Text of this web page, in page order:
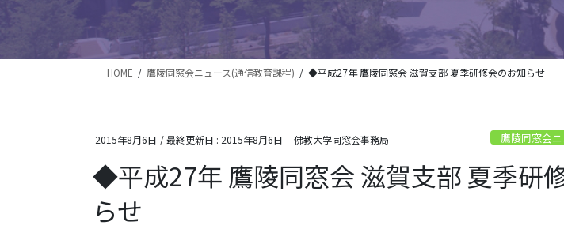
HOME 鷹陵同窓会ニュース(通信教育課程) ◆平成27年 鷹陵同窓会 滋賀支部 夏季研修会のお知らせ
2015年8月6日 / 最終更新日 : 2015年8月6日 佛教大学同窓会事務局 鷹陵同窓会
◆平成27年 鷹陵同窓会 滋賀支部 夏季研
らせ